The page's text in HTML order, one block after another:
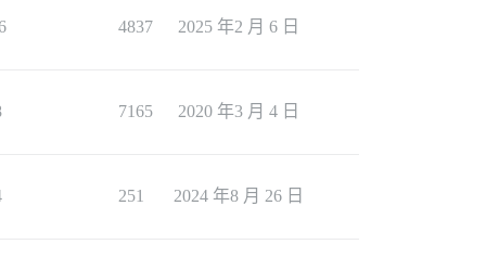
4837 2025 年2 月 6 日
7165 2020 年3 月 4 日
251 2024 年8 月 26 日